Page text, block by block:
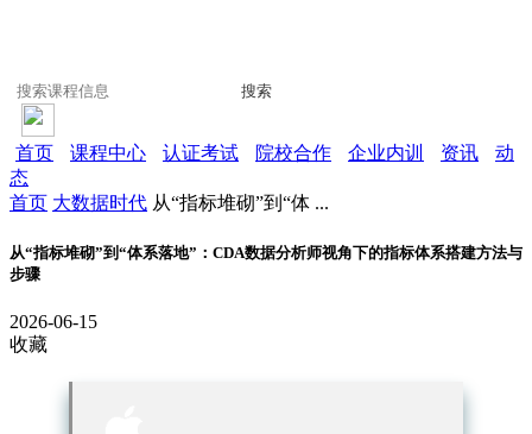
搜索
首页 课程中心 认证考试 院校合作 企业内训 资讯
动
态
首页 大数据时代 从“指标堆砌”到“体 ...
从“指标堆砌”到“体系落地”：CDA数据分析师视角下的指标体系搭建方法与
步骤
2026-06-15
收藏